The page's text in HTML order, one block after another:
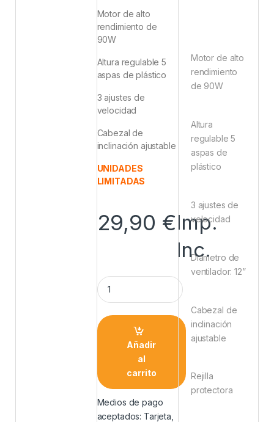
Motor de alto
rendimiento de
90W
Altura regulable 5
aspas de plástico
3 ajustes de
velocidad
Cabezal de
inclinación ajustable
UNIDADES
LIMITADAS
29,90 €Imp.
Inc.
Añadir
al
carrito
Medios de pago
aceptados: Tarjeta,
Motor de alto
rendimiento
de 90W
Altura
regulable 5
aspas de
plástico
3 ajustes de
velocidad
Diámetro de
ventilador: 12”
Cabezal de
inclinación
ajustable
Rejilla
protectora